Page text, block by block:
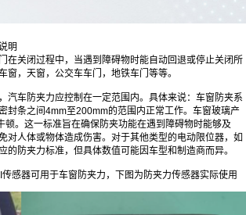
明
在关闭过程中，当遇到障碍物时能自动回退或停止关闭所
窗，天窗，公交车车门，地铁车门等等。
汽车防夹力应控制在一定范围内。具体来说：车窗防夹系
封条之间4mm至200mm的范围内正常工作。车窗玻璃产
顿。这一标准旨在确保防夹功能在遇到障碍物时能够及
对人体或物体造成伤害。对于其他类型的电动限位器，如
的防夹力标准，但具体数值可能因车型和制造商而异。
感器可用于车窗防夹力，下图为防夹力传感器实际使用